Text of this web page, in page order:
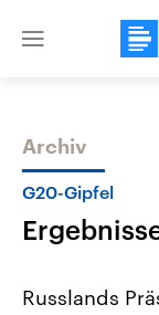
Close
Themen
Archiv
G20-Gipfel
Russlands